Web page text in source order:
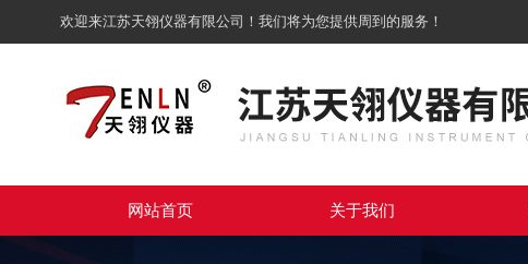
欢迎来江苏天翎仪器有限公司！我们将为您提供周到的服务！
网站首页 关于我们